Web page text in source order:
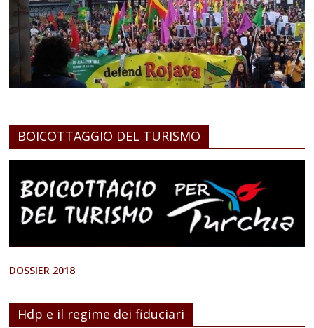
BOICOTTAGGIO DEL TURISMO
DOSSIER 2018
Hdp e il regime dei fiduciari